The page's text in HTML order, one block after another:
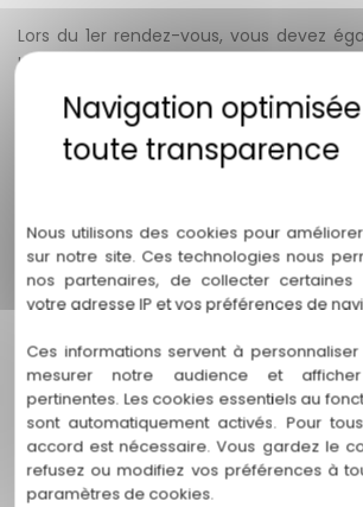
Lors du 1er rendez-vous, vous devez
un dossier complet et les diligences
lorsque la décision sera connue.
l'avocat Stéphanie VIGNOLLET accepte
chèque et en espèce
en plusieurs fois.
Prendre contact
Nous utilisons des cookies pour
sur notre site. Ces technologies nous
nos partenaires, de collecter certaines
votre adresse IP et vos préférences de
Ces informations servent à
mesurer notre audience et
pertinentes. Les cookies essentiels au
sont automatiquement activés. Pour
accord est nécessaire. Vous gardez le
refusez ou modifiez vos préférences à
paramètres de cookies.